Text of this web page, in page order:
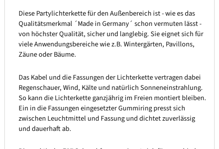
Diese Partylichterkette für den Außenbereich ist - wie es das
Qualitätsmerkmal ´Made in Germany´ schon vermuten lässt -
von höchster Qualität, sicher und langlebig. Sie eignet sich für
viele Anwendungsbereiche wie z.B. Wintergärten, Pavillons,
Zäune oder Bäume.
Das Kabel und die Fassungen der Lichterkette vertragen dabei
Regenschauer, Wind, Kälte und natürlich Sonneneinstrahlung.
So kann die Lichterkette ganzjährig im Freien montiert bleiben.
Ein in die Fassungen eingesetzter Gummiring presst sich
zwischen Leuchtmittel und Fassung und dichtet zuverlässig
und dauerhaft ab.